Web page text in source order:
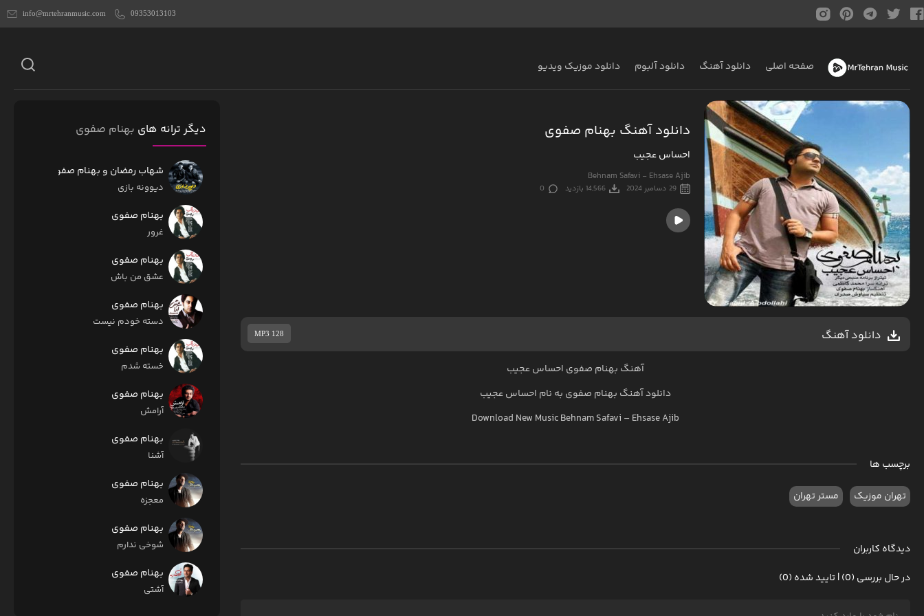
info@mrtehranmusic.com 09353013103
صفحه اصلی دانلود آهنگ دانلود آلبوم دانلود موزیک ویدیو
دانلود آهنگ بهنام صفوی
احساس عجیب
Behnam Safavi - Ehsase Ajib
29 دسامبر 2024 14,566 بازدید 0
دانلود آهنگ MP3 128
آهنگ بهنام صفوی احساس عجیب
دانلود آهنگ بهنام صفوی به نام احساس عجیب
Download New MusicBehnam Safavi – Ehsase Ajib
برچسب ها
تهران موزیک مستر تهران
دیدگاه کاربران
در حال بررسی (0) | تایید شده (0)
دیگر ترانه های بهنام صفوی
شهاب رمضان و بهنام صفوی
دیوونه بازی
بهنام صفوی
غرور
بهنام صفوی
عشق من باش
بهنام صفوی
دسته خودم نیست
بهنام صفوی
خسته شدم
بهنام صفوی
آرامش
بهنام صفوی
آشنا
بهنام صفوی
معجزه
بهنام صفوی
شوخی ندارم
بهنام صفوی
آشتی